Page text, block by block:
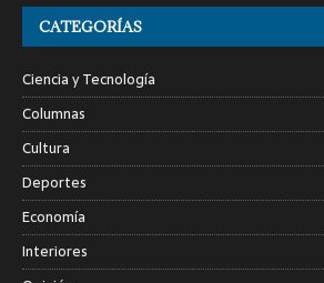
CATEGORÍAS
Ciencia y Tecnología
Columnas
Cultura
Deportes
Economía
Interiores